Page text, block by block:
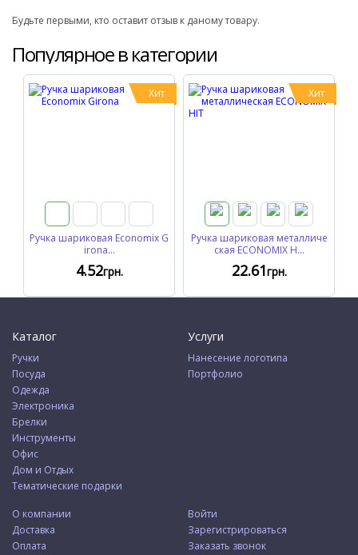
Будьте первыми, кто оставит отзыв к даному товару.
Популярное в категории
Хит
Ручка шариковая Economix G
irona...
4.52грн.
Хит
Ручка шариковая металличе
ская ECONOMIX H...
22.61грн.
Каталог
Ручки
Посуда
Одежда
Электроника
Брелки
Инструменты
Офис
Дом и Отдых
Тематические подарки
Услуги
Нанесение логотипа
Портфолио
О компании
Доставка
Оплата
Войти
Зарегистрироваться
Заказать звонок